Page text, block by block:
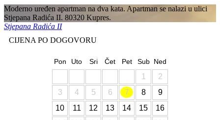
Moderno uređen apartman na dva kata. Apartman se nalazi u ulici
Stjepana Radića II. 80320 Kupres.
Stjepana Radića II
CIJENA PO DOGOVORU